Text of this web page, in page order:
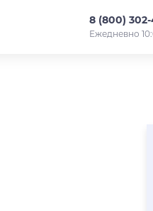
8 (800)
Ежедневно